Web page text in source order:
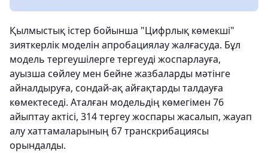
Қылмыстық істер бойынша "Цифрлық көмекші"
зияткерлік моделін апробациялау жалғасуда. Бұл
модель тергеушілерге тергеуді жоспарлауға,
ауызша сөйлеу мен бейне жазбаларды мәтінге
айналдыруға, сондай-ақ айғақтарды талдауға
көмектеседі. Аталған модельдің көмегімен 76
айыптау актісі, 314 тергеу жоспары жасалып, жауап
алу хаттамаларының 67 транскрибациясы
орындалды.